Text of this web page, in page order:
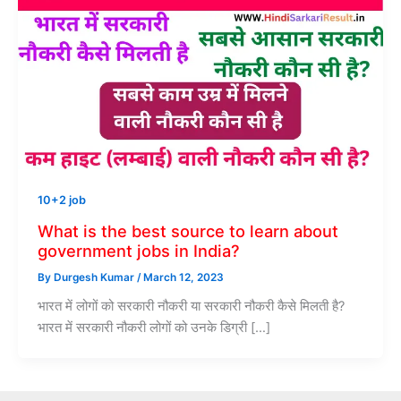
10+2 job
What is the best source to learn about
government jobs in India?
By Durgesh Kumar /March 12, 2023
भारत में लोगों को सरकारी नौकरी या सरकारी नौकरी कैसे मिलती है?
भारत में सरकारी नौकरी लोगों को उनके डिग्री […]